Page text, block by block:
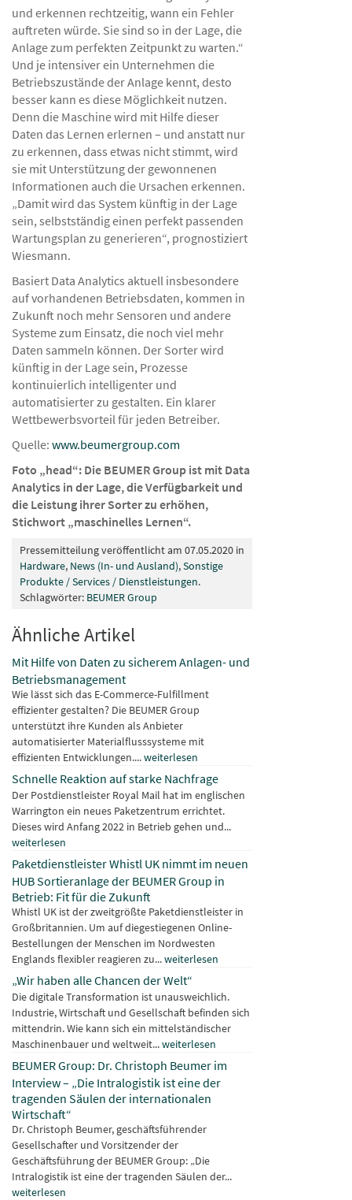
und erkennen rechtzeitig, wann ein Fehler
auftreten würde. Sie sind so in der Lage, die
Anlage zum perfekten Zeitpunkt zu warten.“
Und je intensiver ein Unternehmen die
Betriebszustände der Anlage kennt, desto
besser kann es diese Möglichkeit nutzen.
Denn die Maschine wird mit Hilfe dieser
Daten das Lernen erlernen – und anstatt nur
zu erkennen, dass etwas nicht stimmt, wird
sie mit Unterstützung der gewonnenen
Informationen auch die Ursachen erkennen.
„Damit wird das System künftig in der Lage
sein, selbstständig einen perfekt passenden
Wartungsplan zu generieren“, prognostiziert
Wiesmann.
Basiert Data Analytics aktuell insbesondere
auf vorhandenen Betriebsdaten, kommen in
Zukunft noch mehr Sensoren und andere
Systeme zum Einsatz, die noch viel mehr
Daten sammeln können. Der Sorter wird
künftig in der Lage sein, Prozesse
kontinuierlich intelligenter und
automatisierter zu gestalten. Ein klarer
Wettbewerbsvorteil für jeden Betreiber.
Quelle: www.beumergroup.com
Foto „head“: Die BEUMER Group ist mit Data
Analytics in der Lage, die Verfügbarkeit und
die Leistung ihrer Sorter zu erhöhen,
Stichwort „maschinelles Lernen“.
Pressemitteilung veröffentlicht am 07.05.2020 in
Hardware, News (In- und Ausland),Sonstige
Produkte / Services / Dienstleistungen.
Schlagwörter: BEUMER Group
Ähnliche Artikel
Mit Hilfe von Daten zu sicherem Anlagen- und
Betriebsmanagement
Wie lässt sich das E-Commerce-Fulfillment
effizienter gestalten? Die BEUMER Group
unterstützt ihre Kunden als Anbieter
automatisierter Materialflusssysteme mit
effizienten Entwicklungen....weiterlesen
Schnelle Reaktion auf starke Nachfrage
Der Postdienstleister Royal Mail hat im englischen
Warrington ein neues Paketzentrum errichtet.
Dieses wird Anfang 2022 in Betrieb gehen und...
weiterlesen
Paketdienstleister Whistl UK nimmt im neuen
HUB Sortieranlage der BEUMER Group in
Betrieb: Fit für die Zukunft
Whistl UK ist der zweitgrößte Paketdienstleister in
Großbritannien. Um auf diegestiegenen Online-
Bestellungen der Menschen im Nordwesten
Englands flexibler reagieren zu...weiterlesen
„Wir haben alle Chancen der Welt“
Die digitale Transformation ist unausweichlich.
Industrie, Wirtschaft und Gesellschaft befinden sich
mittendrin. Wie kann sich ein mittelständischer
Maschinenbauer und weltweit...weiterlesen
BEUMER Group: Dr. Christoph Beumer im
Interview – „Die Intralogistik ist eine der
tragenden Säulen der internationalen
Wirtschaft“
Dr. Christoph Beumer, geschäftsführender
Gesellschafter und Vorsitzender der
Geschäftsführung der BEUMER Group: „Die
Intralogistik ist eine der tragenden Säulen der...
weiterlesen